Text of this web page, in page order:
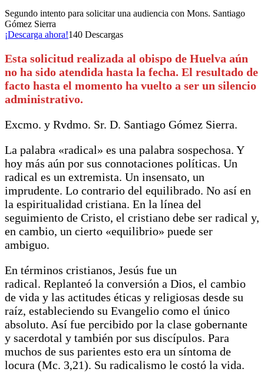
Segundo intento para solicitar una audiencia con Mons. Santiago
Gómez Sierra
¡Descarga ahora!140 Descargas
Esta solicitud realizada al obispo de Huelva aún
no ha sido atendida hasta la fecha. El resultado de
facto hasta el momento ha vuelto a ser un silencio
administrativo.
Excmo. y Rvdmo. Sr. D. Santiago Gómez Sierra.
La palabra «radical» es una palabra sospechosa. Y
hoy más aún por sus connotaciones políticas. Un
radical es un extremista. Un insensato, un
imprudente. Lo contrario del equilibrado. No así en
la espiritualidad cristiana. En la línea del
seguimiento de Cristo, el cristiano debe ser radical y,
en cambio, un cierto «equilibrio» puede ser
ambiguo.
En términos cristianos, Jesús fue un
radical. Replanteó la conversión a Dios, el cambio
de vida y las actitudes éticas y religiosas desde su
raíz, estableciendo su Evangelio como el único
absoluto. Así fue percibido por la clase gobernante
y sacerdotal y también por sus discípulos. Para
muchos de sus parientes esto era un síntoma de
locura (Mc. 3,21). Su radicalismo le costó la vida.